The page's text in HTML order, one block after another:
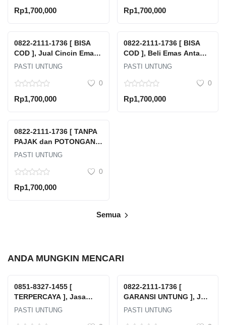
Kalipucang Kulon
Rp1,700,000 Rp1,700,000
0822-2111-1736 [ BISA
COD ], Jual Cincin Emas
Rusak Tanpa Surat Karet
Selatan Dki Jakarta
PASTI UNTUNG
0
Rp1,700,000
0822-2111-1736 [ BISA
COD ], Beli Emas Antam
Dimana Pulau Tidung
Selatan Kabupaten
Jakarta
PASTI UNTUNG
0
Rp1,700,000
0822-2111-1736 [ TANPA
PAJAK dan POTONGAN ],
Tempat Jual Beli Emas
Tengah Kabupaten
PASTI UNTUNG
0
Rp1,700,000
Semua
ANDA MUNGKIN MENCARI
0851-8327-1455 [
TERPERCAYA ], Jasa
Transportasi Limbah
PASTI UNTUNG
0822-2111-1736 [
GARANSI UNTUNG ], Jual
Emas Hasil Tambang
PASTI UNTUNG